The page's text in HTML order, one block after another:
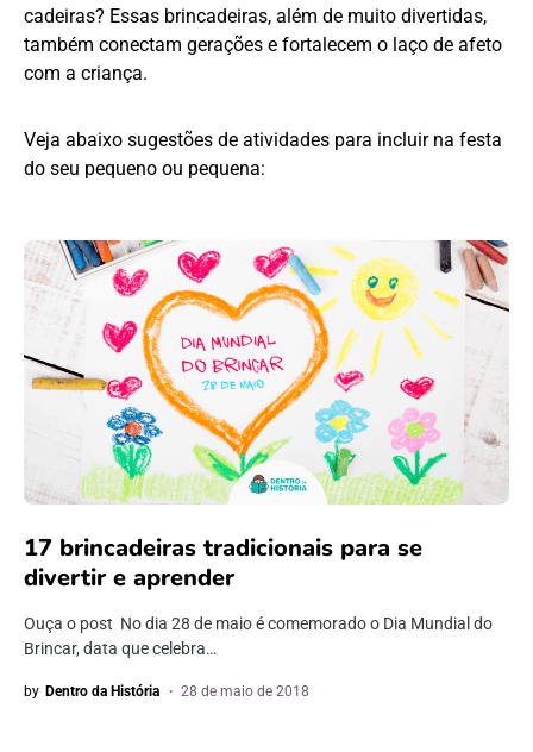
cadeiras? Essas brincadeiras, além de muito divertidas,
também conectam gerações e fortalecem o laço de afeto
com a criança.
Veja abaixo sugestões de atividades para incluir na festa
do seu pequeno ou pequena:
17 brincadeiras tradicionais para se
divertir e aprender
Ouça o post No dia 28 de maio é comemorado o Dia Mundial do
Brincar, data que celebra…
by Dentro da História 28 de maio de 2018